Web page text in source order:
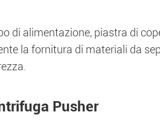
di alimentazione, piastra di
la fornitura di materiali da
Pusher